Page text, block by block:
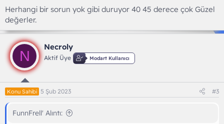
Herhangi bir sorun yok gibi duruyor 40 45 derece çok Güzel
değerler.
N
Necroly
Aktif Üye Modart Kullanıcı
Konu Sahibi 5 Şub 2023 #3
FunnFrell' Alıntı: